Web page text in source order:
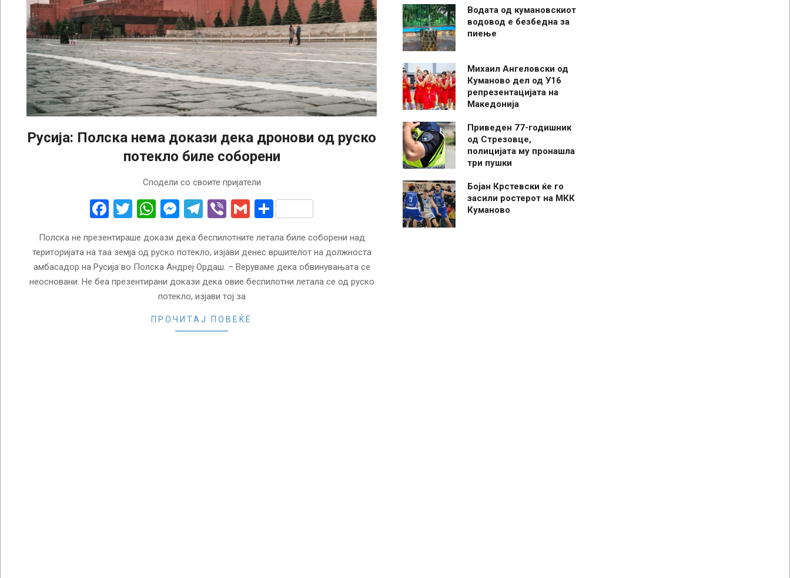
Русија: Полска нема докази дека дронови од руско
потекло биле соборени
Сподели со своите пријатели
Facebook
Twitter
WhatsApp
Messenger
Telegram
ViberGmailShare
Полска не презентираше докази дека беспилотните летала биле соборени над
територијата на таа земја од руско потекло, изјави денес вршителот на должноста
амбасадор на Русија во Полска Андреј Ордаш. – Веруваме дека обвинувањата се
неосновани. Не беа презентирани докази дека овие беспилотни летала се од руско
потекло, изјави тој за
ПРОЧИТАЈ ПОВЕЌЕ
Водата од кумановскиот
водовод е безбедна за
пиење
Михаил Ангеловски од
Куманово дел од У16
репрезентацијата на
Македонија
Приведен 77-годишник
од Стрезовце,
полицијата му пронашла
три пушки
Бојан Крстевски ќе го
засили ростерот на МКК
Куманово